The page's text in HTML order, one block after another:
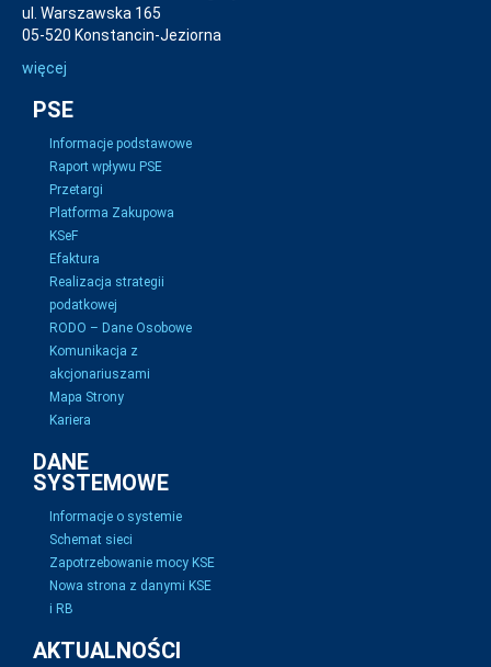
ul. Warszawska 165
05-520 Konstancin-Jeziorna
więcej
PSE
Informacje podstawowe
Raport wpływu PSE
Przetargi
Platforma Zakupowa
KSeF
Efaktura
Realizacja strategii
podatkowej
RODO – Dane Osobowe
Komunikacja z
akcjonariuszami
Mapa Strony
Kariera
DANE
SYSTEMOWE
Informacje o systemie
Schemat sieci
Zapotrzebowanie mocy KSE
Nowa strona z danymi KSE
i RB
AKTUALNOŚCI